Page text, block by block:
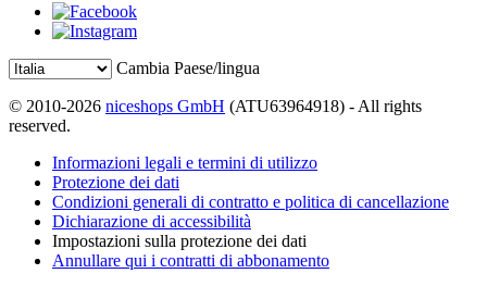
Cambia Paese/lingua
© 2010-2026 niceshops GmbH (ATU63964918) - All rights
reserved.
Informazioni legali e termini di utilizzo
Protezione dei dati
Condizioni generali di contratto e politica di cancellazione
Dichiarazione di accessibilità
Impostazioni sulla protezione dei dati
Annullare qui i contratti di abbonamento